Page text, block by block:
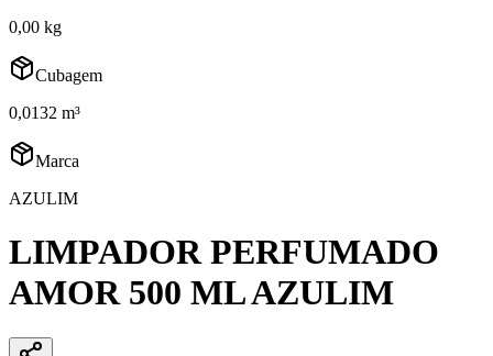
0,00 kg
Cubagem
0,0132 m³
Marca
AZULIM
LIMPADOR PERFUMADO
AMOR 500 ML AZULIM